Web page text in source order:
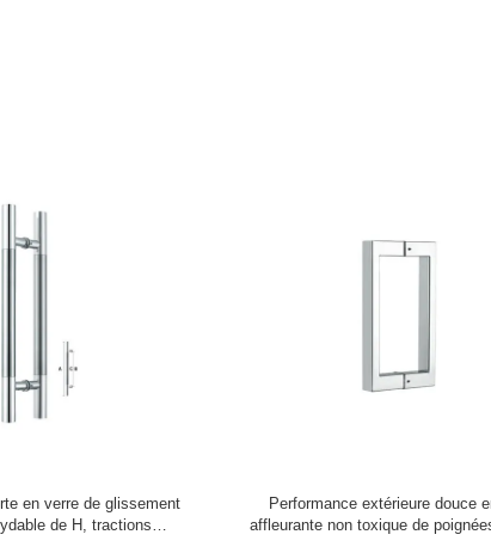
Escalier en aluminium
Escalier en aluminium
Renouvellement d'escalier Colonne
Aluminium Colonne d'escalier en